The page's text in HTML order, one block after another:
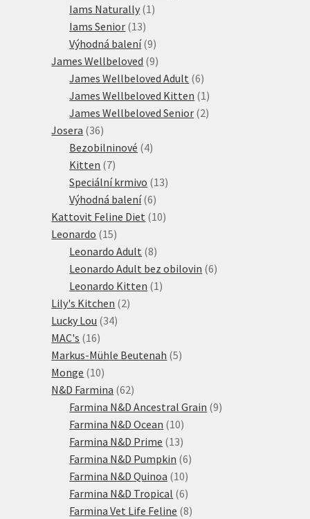
Iams Naturally 1 1
Iams Senior 1313
produktů
Výhodná balení 99
produktů
James Wellbeloved 99
produktů
James Wellbeloved Adult 66
produktů
James Wellbeloved Kitten 1 1
produkt
James Wellbeloved Senior 22
Josera 3636
produktů
Bezobilninové 44
Kitten 77
produktů
Speciální krmivo 1313
Výhodná balení 66
produktů
Kattovit Feline Diet 1010
Leonardo 1515
produktů
Leonardo Adult 88
produktů
Leonardo Adult bez obilovin 66
Leonardo Kitten 1 1
Lily's Kitchen 22
Lucky Lou 3434
MAC's 1616
produktů
Markus-Mühle Beutenah 55
Monge 1010
produktů
N&D Farmina 6262
produktů
Farmina N&D Ancestral Grain 99
Farmina N&D Ocean 1010
produktů
Farmina N&D Prime 1313
produktů
Farmina N&D Pumpkin 66
Farmina N&D Quinoa 1010
produktů
Farmina N&D Tropical 66
produktů
Farmina Vet Life Feline 88